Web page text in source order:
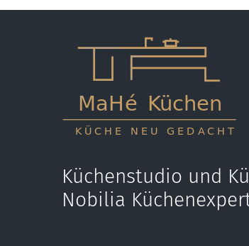
Küchenstudio und
Nobilia